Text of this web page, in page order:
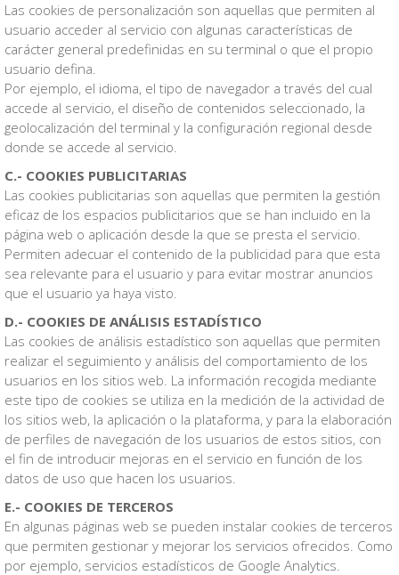
Las cookies de personalización son aquellas que permiten al
usuario acceder al servicio con algunas características de
carácter general predefinidas en su terminal o que el propio
usuario defina.
Por ejemplo, el idioma, el tipo de navegador a través del cual
accede al servicio, el diseño de contenidos seleccionado, la
geolocalización del terminal y la configuración regional desde
donde se accede al servicio.
C.- COOKIES PUBLICITARIAS
Las cookies publicitarias son aquellas que permiten la gestión
eficaz de los espacios publicitarios que se han incluido en la
página web o aplicación desde la que se presta el servicio.
Permiten adecuar el contenido de la publicidad para que esta
sea relevante para el usuario y para evitar mostrar anuncios
que el usuario ya haya visto.
D.- COOKIES DE ANÁLISIS ESTADÍSTICO
Las cookies de análisis estadístico son aquellas que permiten
realizar el seguimiento y análisis del comportamiento de los
usuarios en los sitios web. La información recogida mediante
este tipo de cookies se utiliza en la medición de la actividad de
los sitios web, la aplicación o la plataforma, y para la elaboración
de perfiles de navegación de los usuarios de estos sitios, con
el fin de introducir mejoras en el servicio en función de los
datos de uso que hacen los usuarios.
E.- COOKIES DE TERCEROS
En algunas páginas web se pueden instalar cookies de terceros
que permiten gestionar y mejorar los servicios ofrecidos. Como
por ejemplo, servicios estadísticos de Google Analytics.